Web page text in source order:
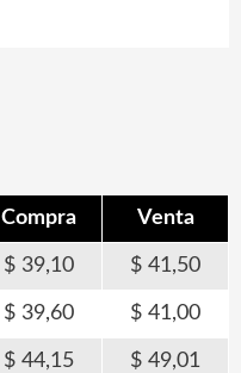
Compra Venta
39,10 41,50
39,60 41,00
44,15 49,01